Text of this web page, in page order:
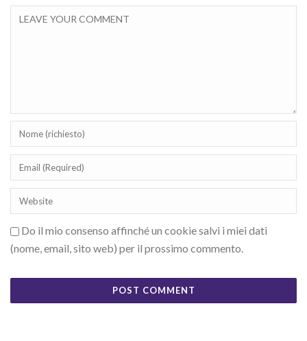
Do il mio consenso affinché un cookie salvi i miei dati
(nome, email, sito web) per il prossimo commento.